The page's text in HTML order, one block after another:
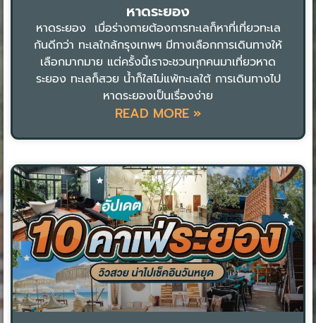
หาดระยอง
หาดระยอง เมื่อร่างกายต้องการทะเลก็หาที่เที่ยวทะเล
กันดีกว่า ทะเลใกล้กรุงเทพฯ มีทางเลือกการเดินทางให้
เลือกมากมาย แต่ครั้งนี้เราจะชวนทุกคนมาเที่ยวหาด
ระยอง ทะเลก็สวย น้ำก็ใสไม่แพ้ทะเลใต้ การเดินทางไป
หาดระยองเป็นเรื่องง่าย
READ MORE »